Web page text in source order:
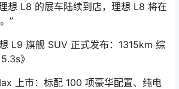
想 L8 的展车陆续到店，理想 L8 将在
”
L9 旗舰 SUV 正式发布：1315km 综
》
上市：标配 100 项豪华配置、纯电